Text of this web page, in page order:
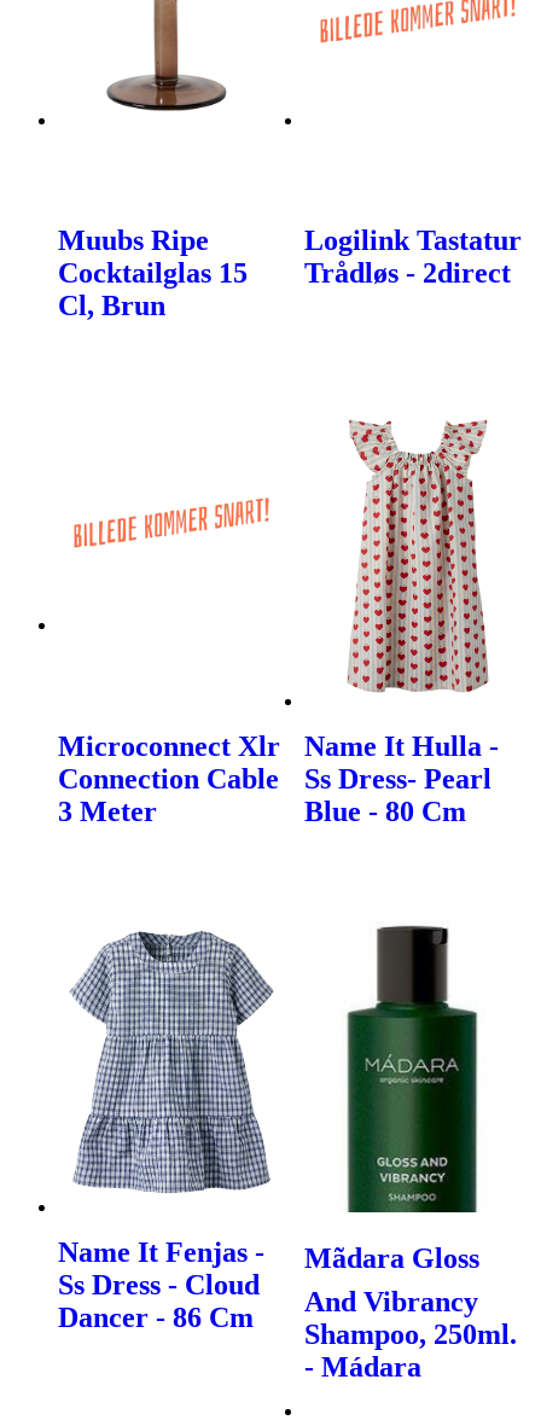
Muubs Ripe
Cocktailglas 15
Cl, Brun
Logilink Tastatur
Trådløs - 2direct
Microconnect Xlr
Connection Cable
3 Meter
Name It Hulla -
Ss Dress- Pearl
Blue - 80 Cm
Name It Fenjas -
Ss Dress - Cloud
Dancer - 86 Cm
Mãdara Gloss
And Vibrancy
Shampoo, 250ml.
- Mádara